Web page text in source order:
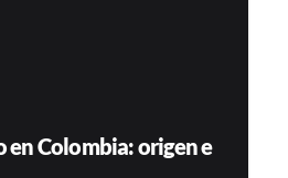
en Colombia: origen e